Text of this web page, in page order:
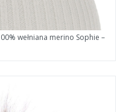
wełniana merino Sophie –